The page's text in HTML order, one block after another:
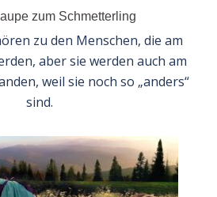
zum Schmetterling
zu den Menschen, die am
aber sie werden auch am
weil sie noch so „anders“
sind.